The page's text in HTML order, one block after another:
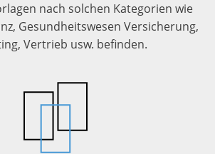
nach solchen Kategorien wie
Gesundheitswesen Versicherung,
Vertrieb usw. befinden.